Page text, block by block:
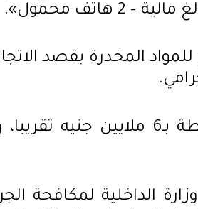
محمول».
المخدرة بقصد
تقدر قيمة المواد المخدرة المضبوطة بـ6
الداخلية لمكافحة